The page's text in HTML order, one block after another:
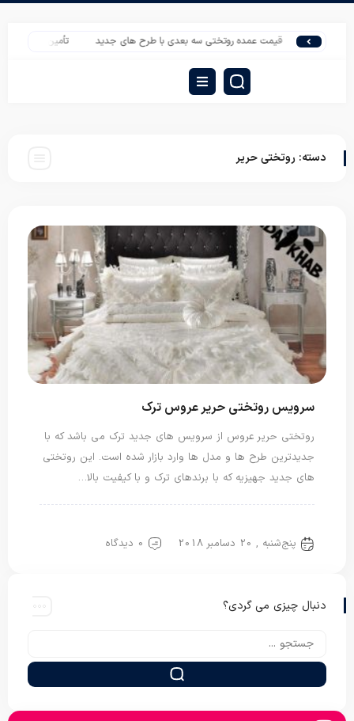
قیمت عمده روتختی سه بعدی با طرح های جدید تأمین تشک
دسته: روتختی حریر
سرویس روتختی حریر عروس ترک
روتختی حریر عروس از سرویس های جدید ترک می باشد که با
جدیدترین طرح ها و مدل ها وارد بازار شده است. این روتختی
های جدید جهیزیه که با برندهای ترک و با کیفیت بالا…
پنج‌شنبه , 20 دسامبر 2018 0 دیدگاه
دنبال چیزی می گردی؟